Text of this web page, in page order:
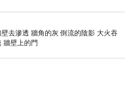
一義大利統一後的的第一位國
壁去滲透 牆角的灰 倒流的陰影 大火吞
牆壁上的門